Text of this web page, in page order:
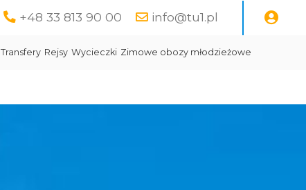
+48 33 813 90 00 info@tu1.pl
Transfery Rejsy Wycieczki Zimowe obozy młodzieżowe